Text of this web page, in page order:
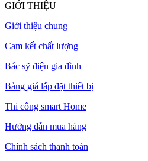
GIỚI THIỆU
Giới thiệu chung
Cam kết chất lượng
Bác sỹ điện gia đình
Bảng giá lắp đặt thiết bị
Thi công smart Home
Hướng dẫn mua hàng
Chính sách thanh toán